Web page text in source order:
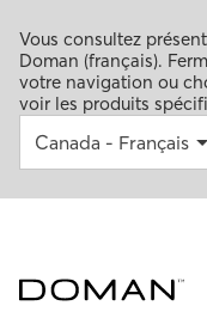
Vous consultez
Doman (français).
votre navigation ou
voir les produits